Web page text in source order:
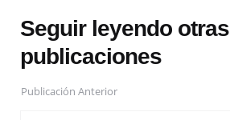
Seguir leyendo otras
publicaciones
Publicación Anterior